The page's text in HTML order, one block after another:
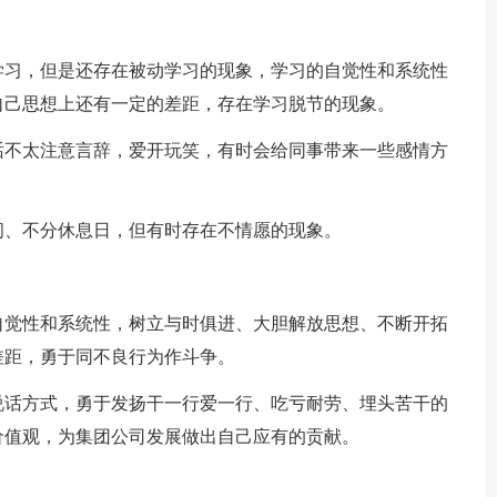
，但是还存在被动学习的现象，学习的自觉性和系统性
思想上还有一定的差距，存在学习脱节的现象。
太注意言辞，爱开玩笑，有时会给同事带来一些感情方
不分休息日，但有时存在不情愿的现象。
性和系统性，树立与时俱进、大胆解放思想、不断开拓
，勇于同不良行为作斗争。
方式，勇于发扬干一行爱一行、吃亏耐劳、埋头苦干的
观，为集团公司发展做出自己应有的贡献。